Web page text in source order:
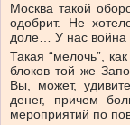
Москва такой
одобрит. Не
доле… У нас война
Такая “мелочь”,
блоков той же
Вы, может,
денег, причем
мероприятий по